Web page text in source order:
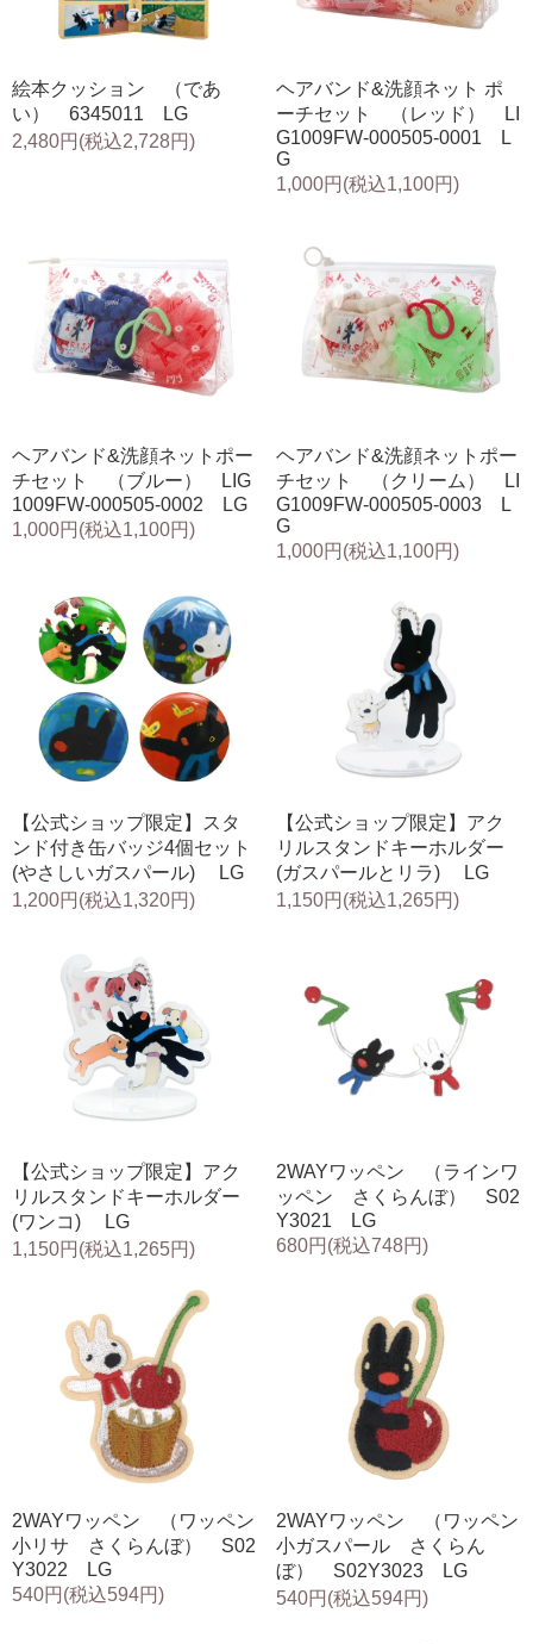
絵本クッション （であ
い） 6345011 LG
2,480円(税込2,728円)
ヘアバンド&洗顔ネット ポ
ーチセット （レッド） LI
G1009FW-000505-0001 L
G
1,000円(税込1,100円)
ヘアバンド&洗顔ネットポー
チセット （ブルー） LIG
1009FW-000505-0002 LG
1,000円(税込1,100円)
ヘアバンド&洗顔ネットポー
チセット （クリーム） LI
G1009FW-000505-0003 L
G
1,000円(税込1,100円)
【公式ショップ限定】スタ
ンド付き缶バッジ4個セット
(やさしいガスパール) LG
1,200円(税込1,320円)
【公式ショップ限定】アク
リルスタンドキーホルダー
(ガスパールとリラ) LG
1,150円(税込1,265円)
【公式ショップ限定】アク
リルスタンドキーホルダー
(ワンコ) LG
1,150円(税込1,265円)
2WAYワッペン （ラインワ
ッペン さくらんぼ） S02
Y3021 LG
680円(税込748円)
2WAYワッペン （ワッペン
小リサ さくらんぼ） S02
Y3022 LG
540円(税込594円)
2WAYワッペン （ワッペン
小ガスパール さくらん
ぼ） S02Y3023 LG
540円(税込594円)